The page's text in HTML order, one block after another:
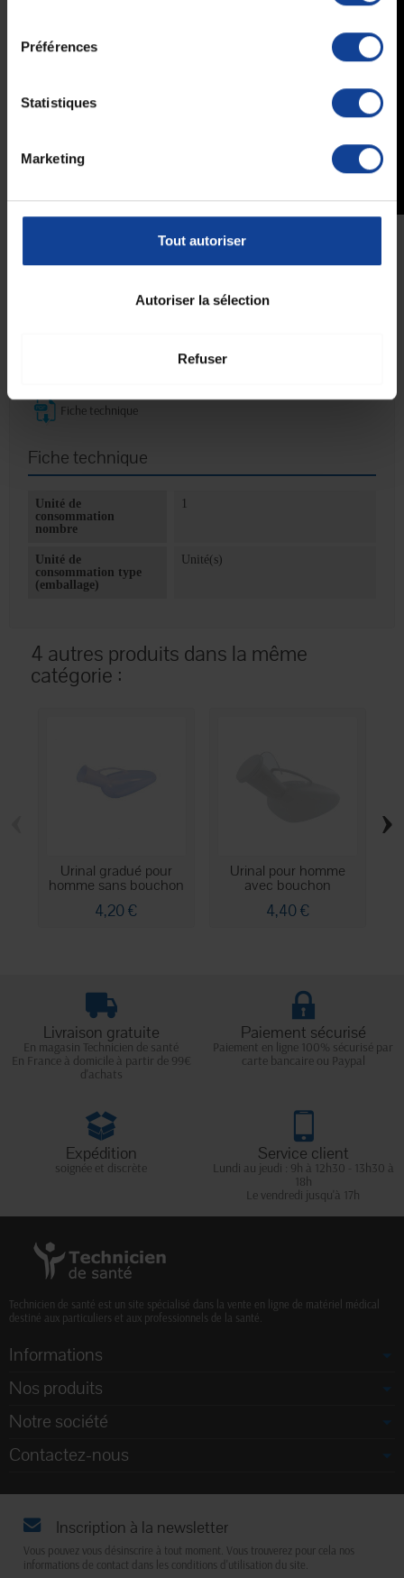
Préférences
Statistiques
Marketing
Tout autoriser
Autoriser la sélection
Refuser
Caractéristiques et avantage de l'urinal
Poignée ergonomique.
Fiche technique
Fiche technique
Unité de
consommation
nombre
Unité de
consommation type
(emballage)
Unité(s)
4 autres produits dans la même
catégorie :
Urinal gradué pour
homme sans bouchon
4,20 €
Urinal pour homme
avec bouchon
4,40 €
›
Livraison gratuite
En magasin Technicien de santé
En France à domicile à partir de 99€
d'achats
Paiement sécurisé
Paiement en ligne 100% sécurisé par
carte bancaire ou Paypal
Expédition
soignée et discrète
Service client
Lundi au jeudi : 9h à 12h30 - 13h30 à
18h
Le vendredi jusqu'à 17h
Technicien de santé est un site spécialisé dans la vente en ligne de matériel médical
destiné aux particuliers et aux professionnels de la santé.
Informations
Nos produits
Notre société
Contactez-nous
Inscription à la newsletter
Vous pouvez vous désinscrire à tout moment. Vous trouverez pour cela nos
informations de contact dans les conditions d'utilisation du site.